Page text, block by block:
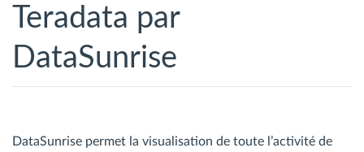
Teradata par
DataSunrise
DataSunrise permet la visualisation de toute l’activité de